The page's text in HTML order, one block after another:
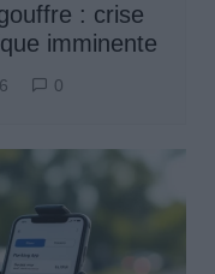
: crise
imminente
0